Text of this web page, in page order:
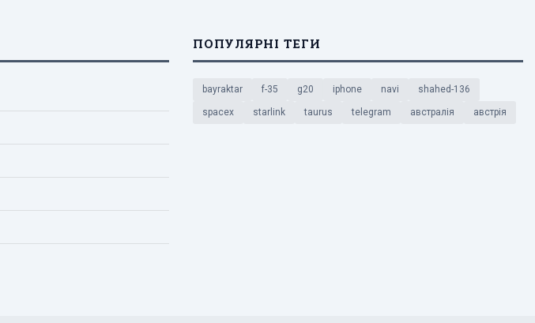
ПОПУЛЯРНІ ТЕГИ
bayraktar f-35 g20 iphone navi shahed-136
spacex starlink taurus telegram австралія австрія